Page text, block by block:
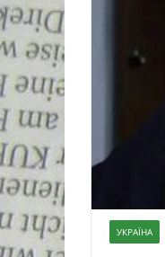
УКРАЇНА